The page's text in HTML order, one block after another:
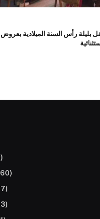
بليلة رأس السنة الميلادية بعروض
(5)
(260)
(77)
(53)